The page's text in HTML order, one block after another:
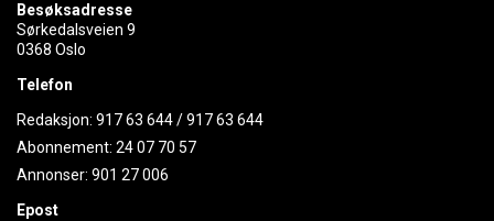
Besøksadresse
Sørkedalsveien 9
0368 Oslo
Telefon
Redaksjon: 917 63 644/917 63 644
Abonnement: 24 07 70 57
Annonser: 901 27 006
Epost